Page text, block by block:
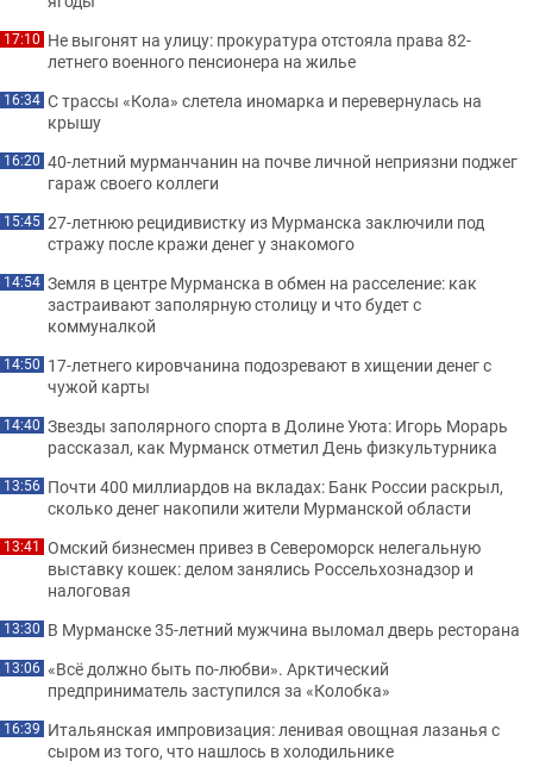
17:10 Не выгонят на улицу: прокуратура отстояла права 82-
летнего военного пенсионера на жилье
16:34 С трассы «Кола» слетела иномарка и перевернулась на
крышу
16:20 40-летний мурманчанин на почве личной неприязни поджег
гараж своего коллеги
15:45 27-летнюю рецидивистку из Мурманска заключили под
стражу после кражи денег у знакомого
14:54 Земля в центре Мурманска в обмен на расселение: как
застраивают заполярную столицу и что будет с
коммуналкой
14:50 17-летнего кировчанина подозревают в хищении денег с
чужой карты
14:40 Звезды заполярного спорта в Долине Уюта: Игорь Морарь
рассказал, как Мурманск отметил День физкультурника
13:56 Почти 400 миллиардов на вкладах: Банк России раскрыл,
сколько денег накопили жители Мурманской области
13:41 Омский бизнесмен привез в Североморск нелегальную
выставку кошек: делом занялись Россельхознадзор и
налоговая
13:30 В Мурманске 35-летний мужчина выломал дверь ресторана
13:06 «Всё должно быть по-любви». Арктический
предприниматель заступился за «Колобка»
16:39 Итальянская импровизация: ленивая овощная лазанья с
сыром из того, что нашлось в холодильнике